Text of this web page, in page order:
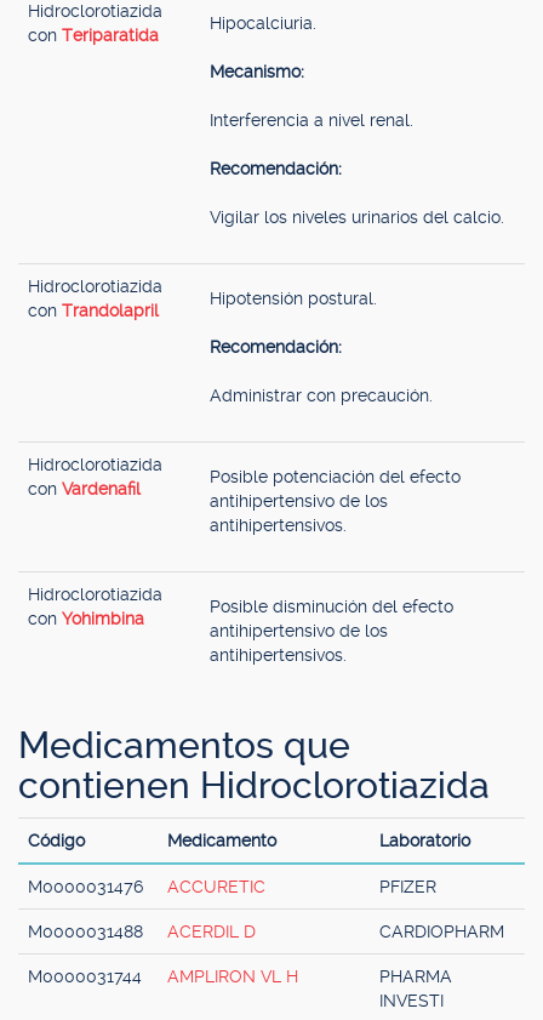
Hidroclorotiazida
con Teriparatida
Hipocalciuria.
Mecanismo:
Interferencia a nivel renal.
Recomendación:
Vigilar los niveles urinarios del calcio.
Hidroclorotiazida
con Trandolapril
Hipotensión postural.
Recomendación:
Administrar con precaución.
Hidroclorotiazida
con Vardenafil
Posible potenciación del efecto
antihipertensivo de los
antihipertensivos.
Hidroclorotiazida
con Yohimbina
Posible disminución del efecto
antihipertensivo de los
antihipertensivos.
Medicamentos que
contienen Hidroclorotiazida
Código Medicamento Laboratorio
M0000031476 ACCURETIC PFIZER
M0000031488 ACERDIL D CARDIOPHARM
M0000031744 AMPLIRON VL H
PHARMA
INVESTI